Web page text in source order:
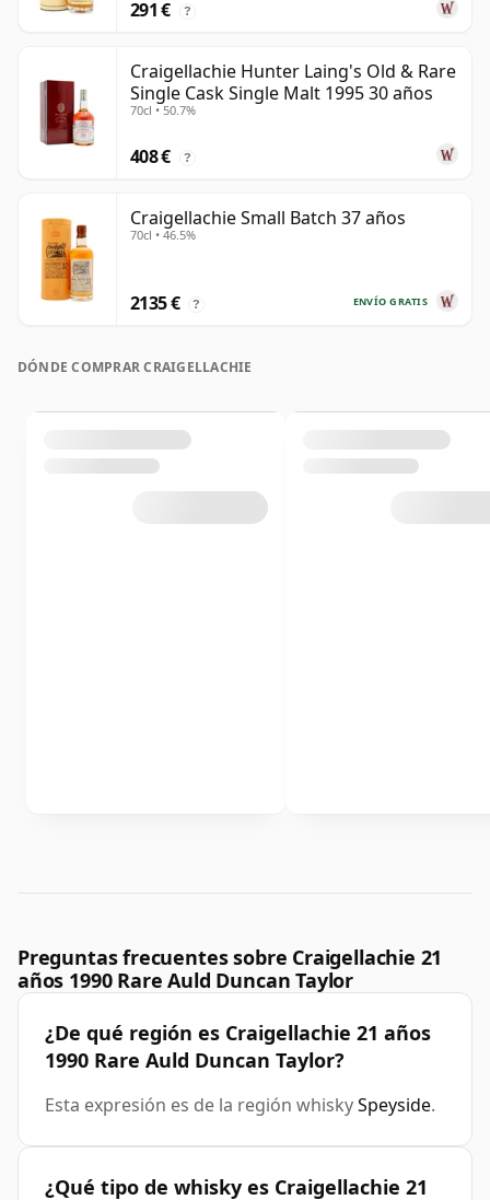
291 € ?
Craigellachie Hunter Laing's Old & Rare
Single Cask Single Malt 1995 30 años
70cl • 50.7%
408 € ?
Craigellachie Small Batch 37 años
70cl • 46.5%
ENVÍO GRATIS
2135 € ?
DÓNDE COMPRAR CRAIGELLACHIE
Preguntas frecuentes sobre Craigellachie 21
años 1990 Rare Auld Duncan Taylor
¿De qué región es Craigellachie 21 años
1990 Rare Auld Duncan Taylor?
Esta expresión es de la región whiskySpeyside.
¿Qué tipo de whisky es Craigellachie 21